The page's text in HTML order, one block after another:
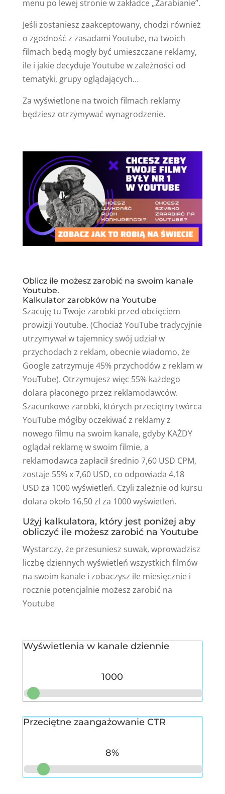
menu po lewej stronie w zakładce „Zarabianie”.
Jeśli zostaniesz zaakceptowany, chodzi również
o zgodność z zasadami Youtube, na twoich
filmach będą mogły być umieszczane reklamy,
ile i jakie decyduje Youtube w zależności od
tematyki, grupy oglądających…
Za wyświetlone na twoich filmach reklamy
będziesz otrzymywać wynagrodzenie.
Oblicz ile możesz zarobić na swoim kanale
Youtube.
Kalkulator zarobków na Youtube
Szacuję tu Twoje zarobki przed obcięciem
prowizji Youtube. (Chociaż YouTube tradycyjnie
utrzymywał w tajemnicy swój udział w
przychodach z reklam, obecnie wiadomo, że
Google zatrzymuje 45% przychodów z reklam w
YouTube). Otrzymujesz więc 55% każdego
dolara płaconego przez reklamodawców.
Szacunkowe zarobki, których przeciętny twórca
YouTube mógłby oczekiwać z reklamy z
nowego filmu na swoim kanale, gdyby KAŻDY
oglądał reklamę w swoim filmie, a
reklamodawca zapłacił średnio 7,60 USD CPM,
zostaje 55% x 7,60 USD, co odpowiada 4,18
USD za 1000 wyświetleń. Czyli zależnie od kursu
dolara około 16,50 zl za 1000 wyświetleń.
Użyj kalkulatora, który jest poniżej aby
obliczyć ile możesz zarobić na Youtube
Wystarczy, że przesuniesz suwak, wprowadzisz
liczbę dziennych wyświetleń wszystkich filmów
na swoim kanale i zobaczysz ile miesięcznie i
rocznie potencjalnie możesz zarobić na
Youtube
Wyświetlenia w kanale dziennie
1000
Przeciętne zaangażowanie CTR
8%